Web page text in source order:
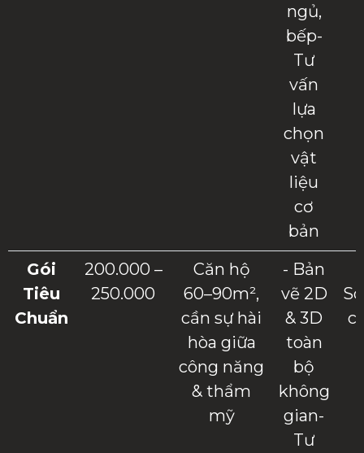
ngủ,
bếp-
Tư
vấn
lựa
chọn
vật
liệu
cơ
bản
Gói
Tiêu
Chuẩn
200.000 –
250.000
Căn hộ
60–90m²,
cần sự hài
hòa giữa
công năng
& thẩm
mỹ
- Bản
vẽ 2D
& 3D
toàn
bộ
không
gian-
Tư